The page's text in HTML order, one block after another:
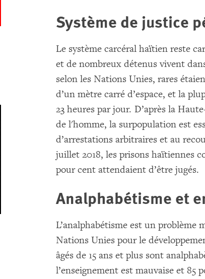
Système de justice
Le système carcéral haïtien reste
et de nombreux détenus vivent
selon les Nations Unies, rares
d’un mètre carré d’espace, et la
23 heures par jour. D’après la
de l'homme, la surpopulation est
d’arrestations arbitraires et au
juillet 2018, les prisons haïtiennes
pour cent attendaient d’être jugés.
Analphabétisme et
L’analphabétisme est un problème
Nations Unies pour le
âgés de 15 ans et plus sont
l’enseignement est mauvaise et 85